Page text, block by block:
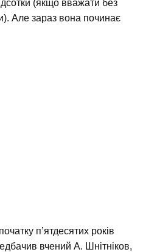
(якщо вважати без
Але зараз вона починає
п’ятдесятих років
вчений А. Шнітніков,